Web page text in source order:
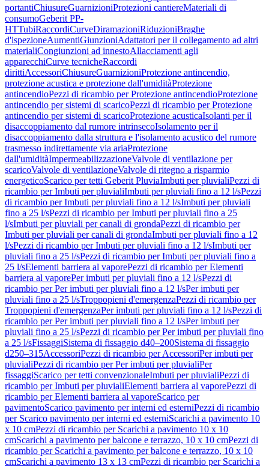
portantiChiusureGuarnizioniProtezioni cantiereMateriali di
consumoGeberit PP-
HTTubiRaccordiCurveDiramazioniRiduzioniBraghe
d'ispezioneAumentiGiunzioniAdattatori per il collegamento ad altri
materialiCongiunzioni ad innestoAllacciamenti agli
apparecchiCurve tecnicheRaccordi
dirittiAccessoriChiusureGuarnizioniProtezione antincendio,
protezione acustica e protezione dall'umiditàProtezione
antincendioPezzi di ricambio per Protezione antincendioProtezione
antincendio per sistemi di scaricoPezzi di ricambio per Protezione
antincendio per sistemi di scaricoProtezione acusticaIsolanti per il
disaccoppiamento dal rumore intrinsecoIsolamento per il
disaccoppiamento dalla struttura e l'isolamento acustico del rumore
trasmesso indirettamente via ariaProtezione
dall'umiditàImpermeabilizzazioneValvole di ventilazione per
scaricoValvole di ventilazioneValvole di ritegno a risparmio
energeticoScarico per tetti Geberit PluviaImbuti per pluvialiPezzi di
ricambio per Imbuti per pluvialiImbuti per pluviali fino a 12 l/sPezzi
di ricambio per Imbuti per pluviali fino a 12 l/sImbuti per pluviali
fino a 25 l/sPezzi di ricambio per Imbuti per pluviali fino a 25
l/sImbuti per pluviali per canali di grondaPezzi di ricambio per
Imbuti per pluviali per canali di grondaImbuti per pluviali fino a 12
l/sPezzi di ricambio per Imbuti per pluviali fino a 12 l/sImbuti per
pluviali fino a 25 l/sPezzi di ricambio per Imbuti per pluviali fino a
25 l/sElementi barriera al vaporePezzi di ricambio per Elementi
barriera al vaporePer imbuti per pluviali fino a 12 l/sPezzi di
ricambio per Per imbuti per pluviali fino a 12 l/sPer imbuti per
pluviali fino a 25 l/sTroppopieni d'emergenzaPezzi di ricambio per
Troppopieni d'emergenzaPer imbuti per pluviali fino a 12 l/sPezzi di
ricambio per Per imbuti per pluviali fino a 12 l/sPer imbuti per
pluviali fino a 25 l/sPezzi di ricambio per Per imbuti per pluviali fino
a 25 l/sFissaggiSistema di fissaggio d40–200Sistema di fissaggio
d250–315AccessoriPezzi di ricambio per AccessoriPer imbuti per
pluvialiPezzi di ricambio per Per imbuti per pluvialiPer
fissaggiScarico per tetti convenzionaleImbuti per pluvialiPezzi di
ricambio per Imbuti per pluvialiElementi barriera al vaporePezzi di
ricambio per Elementi barriera al vaporeScarico per
pavimentoScarico pavimento per interni ed esterniPezzi di ricambio
per Scarico pavimento per interni ed esterniScarichi a pavimento 10
x 10 cmPezzi di ricambio per Scarichi a pavimento 10 x 10
cmScarichi a pavimento per balcone e terrazzo, 10 x 10 cmPezzi di
ricambio per Scarichi a pavimento per balcone e terrazzo, 10 x 10
cmScarichi a pavimento 13 x 13 cmPezzi di ricambio per Scarichi a